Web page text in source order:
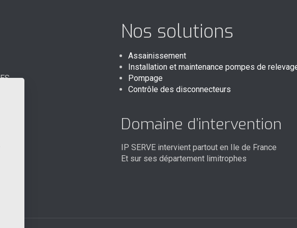
Nos solutions
Assainissement
Installation et maintenance pompes de
Pompage
Contrôle des disconnecteurs
Domaine d’intervention
IP SERVE intervient partout en Ile de France
Et sur ses département limitrophes